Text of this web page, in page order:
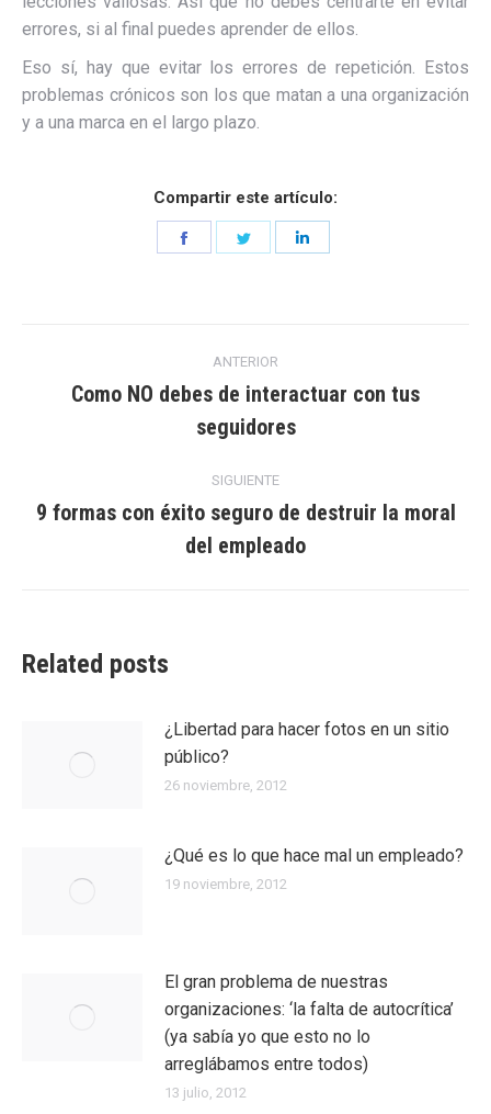
errores, si al final puedes aprender de ellos.
Eso sí, hay que evitar los errores de repetición. Estos
problemas crónicos son los que matan a una organización
y a una marca en el largo plazo.
Compartir este artículo:
Share
entre
ANTERIOR
anterior:
Como NO debes de interactuar con tus
seguidores
SIGUIENTE
siguiente:
9 formas con éxito seguro de destruir la moral
del empleado
Related posts
¿Libertad para hacer fotos en un sitio
público?
26 noviembre, 2012
¿Qué es lo que hace mal un empleado?
19 noviembre, 2012
El gran problema de nuestras
organizaciones: ‘la falta de autocrítica’
(ya sabía yo que esto no lo
arreglábamos entre todos)
13 julio, 2012